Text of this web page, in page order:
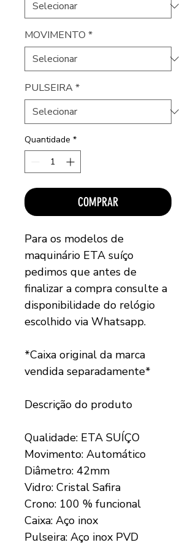
MOVIMENTO *
PULSEIRA*
Quantidade *
COMPRAR
Para os modelos de
maquinário ETA suíço
pedimos que antes de
finalizar a compra consulte a
disponibilidade do relógio
escolhido via Whatsapp.
*Caixa original da marca
vendida separadamente*
Descrição do produto
Qualidade: ETA SUÍÇO
Movimento: Automático
Diâmetro: 42mm
Vidro: Cristal Safira
Crono: 100 % funcional
Caixa: Aço inox
Pulseira: Aço inox PVD